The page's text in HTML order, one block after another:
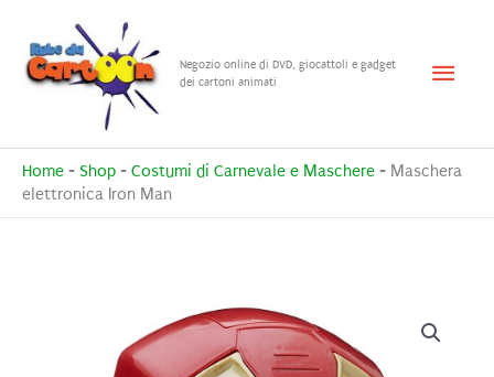
contenuto
Negozio online di DVD, giocattoli e gadget
dei cartoni animati
Menu
Home - Shop - Costumi di Carnevale e Maschere - Maschera
elettronica Iron Man